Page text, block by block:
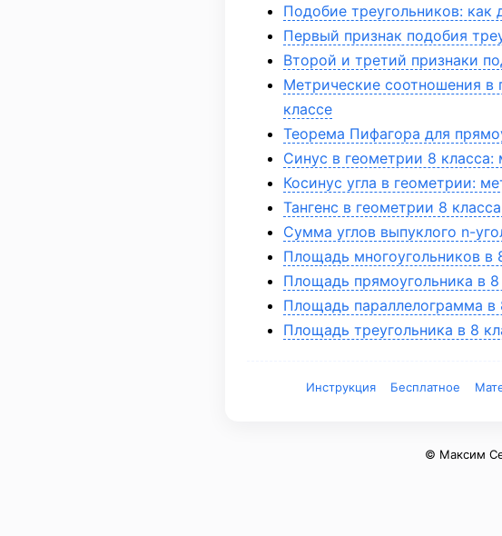
Подобие треугольников: как
Первый признак подобия
Второй и третий признаки
Метрические соотношения в
классе
Теорема Пифагора для
Синус в геометрии 8
Косинус угла в геометрии:
Тангенс в геометрии 8
Сумма углов выпуклого n-
Площадь многоугольников в
Площадь прямоугольника в 8
Площадь параллелограмма в
Площадь треугольника в 8
Инструкция Бесплатное
© Максим